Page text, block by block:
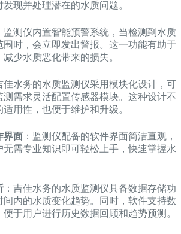
现并处理潜在的水质问题。
监测仪内置智能预警系统，当检测到水质
围时，会立即发出警报。这一功能有助于
少水质恶化带来的损失。
佳水务的水质监测仪采用模块化设计，可
测需求灵活配置传感器模块。这种设计不
用性，也便于维护和升级。
界面 ：监测仪配备的软件界面简洁直观，
无需专业知识即可轻松上手，快速掌握水
：吉佳水务的水质监测仪具备数据存储功
间内的水质变化趋势。同时，软件支持数
于用户进行历史数据回顾和趋势预测。